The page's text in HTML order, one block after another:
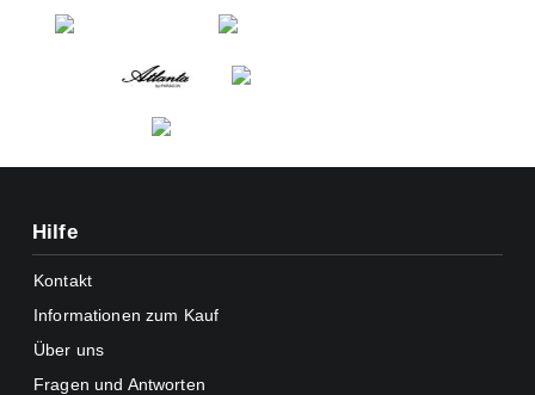
Hilfe
Kontakt
Informationen zum Kauf
Über uns
Fragen und Antworten